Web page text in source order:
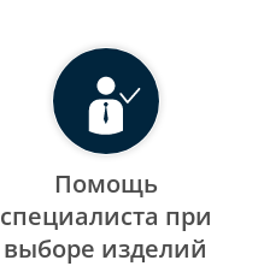
Помощь
специалиста при
выборе изделий